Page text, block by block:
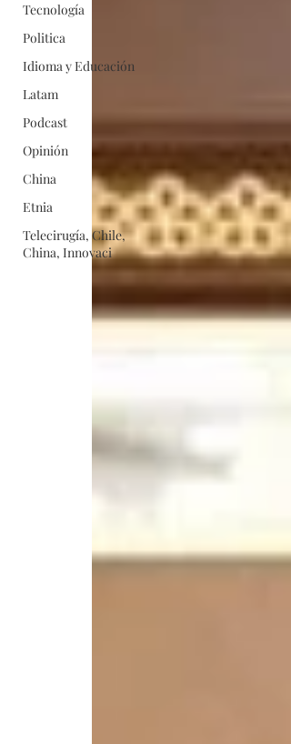
Tecnología
Politica
Idioma y Educación
Latam
Podcast
Opinión
China
Etnia
Telecirugía, Chile,
China, Innovaci